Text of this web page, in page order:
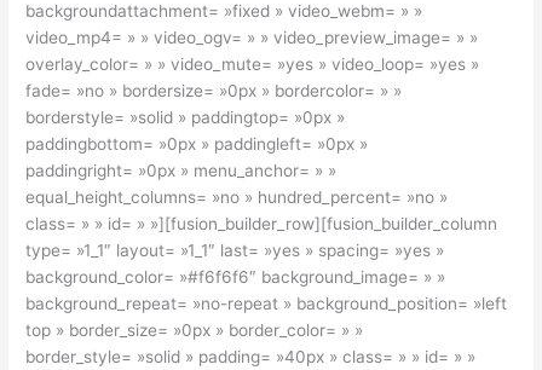
backgroundattachment= »fixed » video_webm= » »
video_mp4= » » video_ogv= » » video_preview_image= » »
overlay_color= » » video_mute= »yes » video_loop= »yes »
fade= »no » bordersize= »0px » bordercolor= » »
borderstyle= »solid » paddingtop= »0px »
paddingbottom= »0px » paddingleft= »0px »
paddingright= »0px » menu_anchor= » »
equal_height_columns= »no » hundred_percent= »no »
class= » » id= » »][fusion_builder_row][fusion_builder_column
type= »1_1″ layout= »1_1″ last= »yes » spacing= »yes »
background_color= »#f6f6f6″ background_image= » »
background_repeat= »no-repeat » background_position= »left
top » border_size= »0px » border_color= » »
border_style= »solid » padding= »40px » class= » » id= » »